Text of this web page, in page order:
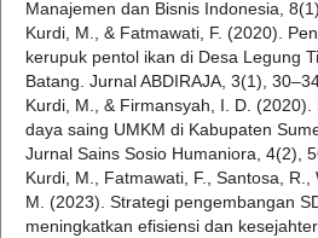
Manajemen dan Bisnis Indonesia,
Kurdi, M., & Fatmawati, F. (2020).
kerupuk pentol ikan di Desa Legung
Batang. Jurnal ABDIRAJA, 3(1),
Kurdi, M., & Firmansyah, I. D.
daya saing UMKM di Kabupaten
Jurnal Sains Sosio Humaniora, 4(2),
Kurdi, M., Fatmawati, F., Santosa, R.,
M. (2023). Strategi pengembangan
meningkatkan efisiensi dan